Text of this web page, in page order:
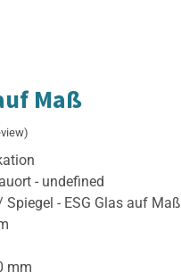
Maß
- undefined
Spiegel - ESG Glas auf Maß
mm